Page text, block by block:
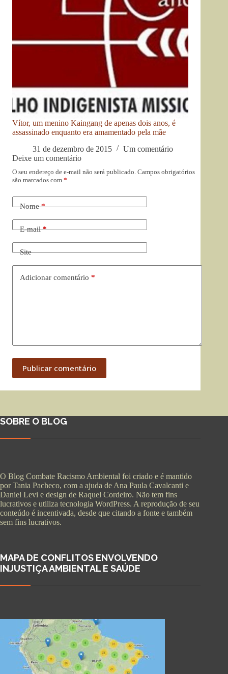
Vítor, um menino Kaingang de apenas dois anos, é
assassinado enquanto era amamentado pela mãe
31 de dezembro de 2015
Um comentário
Deixe um comentário
O seu endereço de e-mail não será publicado. Campos obrigatórios
são marcados com *
Nome*
E-mail*
Site
Adicionar comentário *
Publicar comentário
SOBRE O BLOG
O Blog Combate Racismo Ambiental foi criado e é mantido
por Tania Pacheco, com a ajuda de Ana Paula Cavalcanti e
Daniel Levi e design de Raquel Cordeiro. Não tem fins
lucrativos e utiliza tecnologia WordPress. A reprodução de seu
conteúdo é incentivada, desde que citando a fonte e também
sem fins lucrativos.
MAPA DE CONFLITOS ENVOLVENDO
INJUSTIÇA AMBIENTAL E SAÚDE